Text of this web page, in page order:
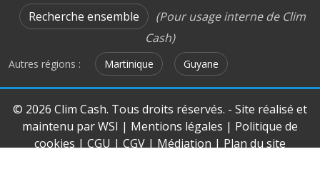
Recherche ensemble
(Pour usage interne de Clim
Cash)
Autres régions : Martinique Guyane
© 2026 Clim Cash. Tous droits réservés. - Site réalisé et
maintenu parWSI | Mentions légales | Politique de
cookies | CGU | CGV | Médiation | Plan du site